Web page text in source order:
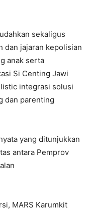
sekaligus
dan jajaran kepolisian
anak serta
Si Centing Jawi
integrasi solusi
dan parenting
yang ditunjukkan
antara Pemprov
MARS Karumkit